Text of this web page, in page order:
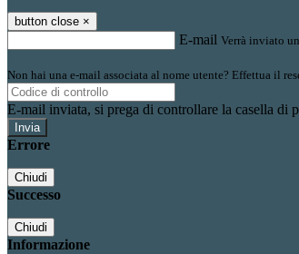
button close ×
E-mail Verrà inviato
Non hai una e-mail associata al nome utente? Effettua il
E-mail inviata, si prega di controllare la casella di
Errore
Chiudi
Successo
Chiudi
Informazione